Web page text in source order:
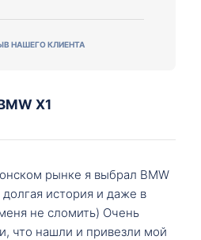
НАШЕГО КЛИЕНТА
X1
рынке я выбрал BMW
история и даже в
не сломить) Очень
что нашли и привезли мой